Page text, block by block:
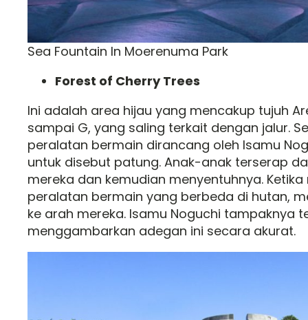
Sea Fountain In Moerenuma Park
Forest of Cherry Trees
Ini adalah area hijau yang mencakup tujuh
sampai G, yang saling terkait dengan jalur.
peralatan bermain dirancang oleh Isamu
untuk disebut patung. Anak-anak terserap
mereka dan kemudian menyentuhnya.
peralatan bermain yang berbeda di hutan,
ke arah mereka. Isamu Noguchi tampaknya
menggambarkan adegan ini secara akurat.